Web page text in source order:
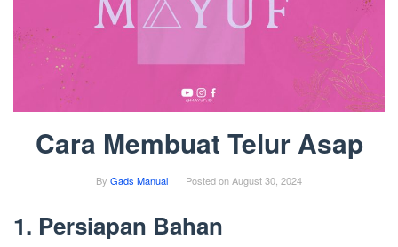
Cara Membuat Telur Asap
By Gads Manual Posted onAugust 30, 2024
1. Persiapan Bahan